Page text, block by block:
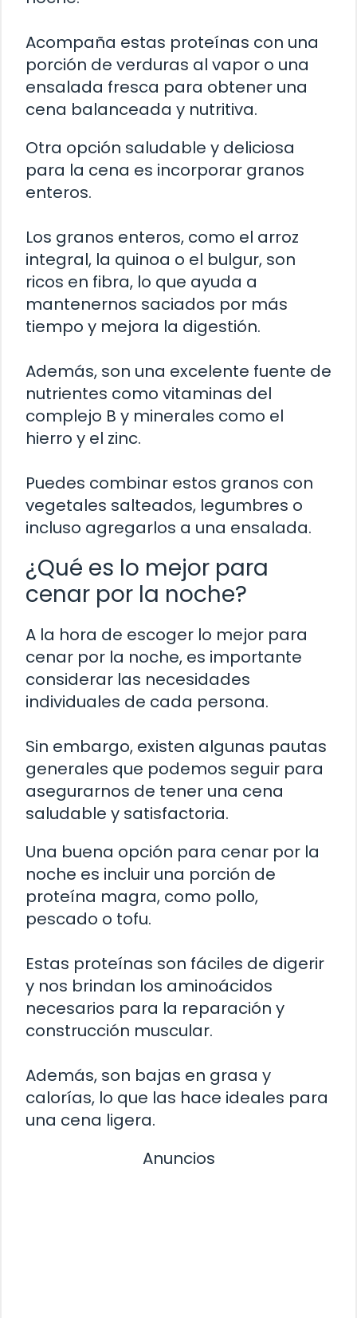
Acompaña estas proteínas con una
porción de verduras al vapor o una
ensalada fresca para obtener una
cena balanceada y nutritiva.
Otra opción saludable y deliciosa
para la cena es incorporar granos
enteros.
Los granos enteros, como el arroz
integral, la quinoa o el bulgur, son
ricos en fibra, lo que ayuda a
mantenernos saciados por más
tiempo y mejora la digestión.
Además, son una excelente fuente de
nutrientes como vitaminas del
complejo B y minerales como el
hierro y el zinc.
Puedes combinar estos granos con
vegetales salteados, legumbres o
incluso agregarlos a una ensalada.
¿Qué es lo mejor para
cenar por la noche?
A la hora de escoger lo mejor para
cenar por la noche, es importante
considerar las necesidades
individuales de cada persona.
Sin embargo, existen algunas pautas
generales que podemos seguir para
asegurarnos de tener una cena
saludable y satisfactoria.
Una buena opción para cenar por la
noche es incluir una porción de
proteína magra, como pollo,
pescado o tofu.
Estas proteínas son fáciles de digerir
y nos brindan los aminoácidos
necesarios para la reparación y
construcción muscular.
Además, son bajas en grasa y
calorías, lo que las hace ideales para
una cena ligera.
Anuncios